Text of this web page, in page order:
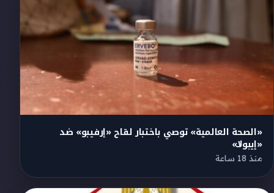
«الصحة العالمية» توصي باختبار لقاح «إرفيبو» ضد
«إيبولا»
منذ 18 ساعة